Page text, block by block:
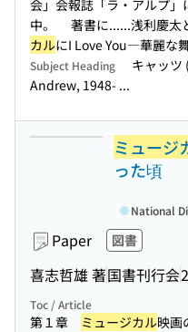
会」会報誌「ラ・アルプ」
中。 著書に......浅利慶太
カルにI Love You―華麗な
Subject Heading キャッツ (
Andrew, 1948- ...
ミュージ
った頃
Paper 図書
喜志哲雄 著国書刊行会
National
Toc / Article
第１章 ミュージカル映画